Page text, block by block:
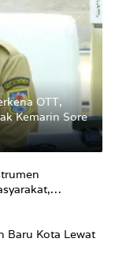
OTT,
Kemarin Sore
Pemkot
Baru Kota Lewat